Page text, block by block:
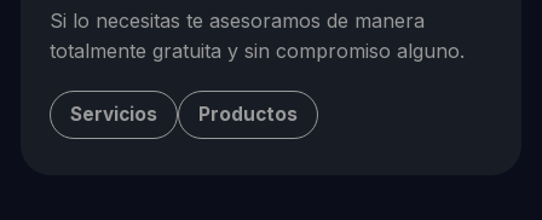
Si lo necesitas te asesoramos de manera
totalmente gratuita y sin compromiso alguno.
Servicios Productos